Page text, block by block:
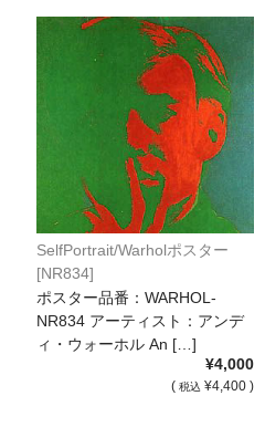
SelfPortrait/Warholポスター
[NR834]
ポスター品番：WARHOL-
NR834 アーティスト：アンデ
ィ・ウォーホル An […]
¥4,000
( 税込 ¥4,400 )